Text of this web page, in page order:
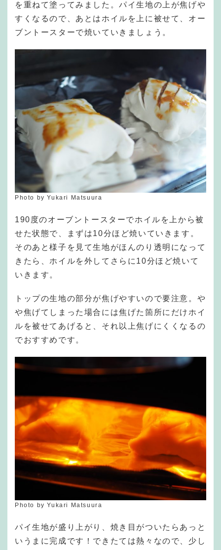
を重ねて塗ってみました。パイ生地の上が焦げや
すくなるので、あとはホイルを上に被せて、オー
ブントースターで焼いていきましょう。
Photo by Yukari Matsuura
190度のオーブントースターでホイルを上から被
せた状態で、まずは10分ほど焼いていきます。
そのあと様子を見て生地がほんのり透明になって
きたら、ホイルを外してさらに10分ほど焼いて
いきます。
トップの生地の部分が焦げやすいので要注意。や
や焦げてしまった場合には焦げた箇所にだけホイ
ルを被せてあげると、それ以上焦げにくくなるの
でおすすめです。
Photo by Yukari Matsuura
パイ生地が盛り上がり、焼き目がついたらあっと
いうまに完成です！できたては熱々なので、少し